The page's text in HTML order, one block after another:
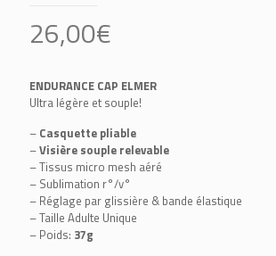
26,00€
ENDURANCE CAP ELMER
Ultra légère et souple!
– Casquette pliable
–Visière souple relevable
– Tissus micro mesh aéré
– Sublimation r°/v°
– Réglage par glissière & bande élastique
– Taille Adulte Unique
– Poids: 37g